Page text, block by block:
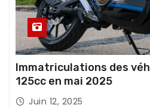
Immatriculations des
125cc en mai 2025
Juin 12, 2025